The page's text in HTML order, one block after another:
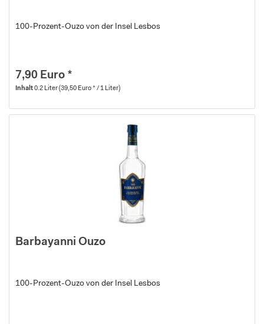
100-Prozent-Ouzo von der Insel Lesbos
7,90 Euro *
Inhalt0.2 Liter(39,50 Euro * / 1 Liter)
Barbayanni Ouzo
100-Prozent-Ouzo von der Insel Lesbos